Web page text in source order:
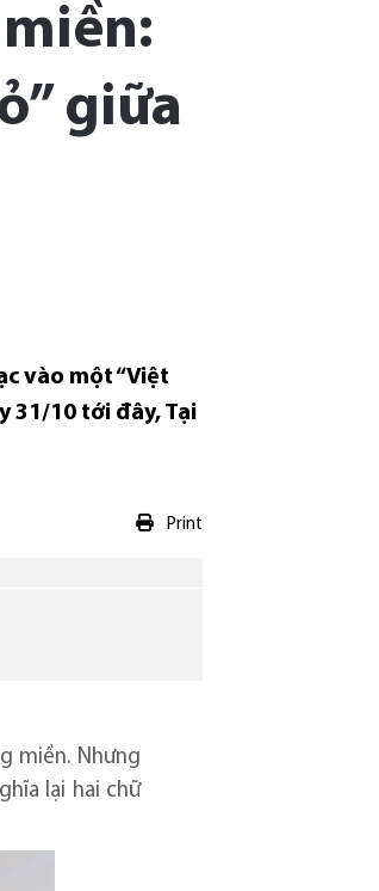
giữa
vào một “Việt
31/10 tới đây, Tại
Print
miền. Nhưng
lại hai chữ